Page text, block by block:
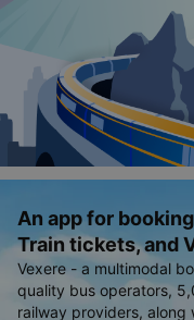
An app for
Train tickets, and
Vexere - a multimodal
quality bus operators,
railway providers,